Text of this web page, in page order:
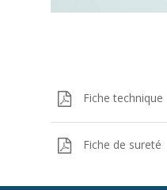
Fiche technique
Fiche de sureté